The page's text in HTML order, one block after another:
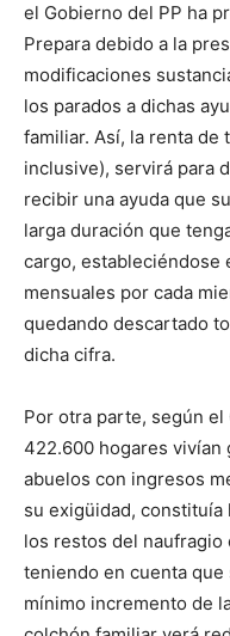
el Gobierno del PP ha
Prepara debido a la
modificaciones
los parados a dichas
familiar. Así, la renta de
inclusive), servirá para
recibir una ayuda que
larga duración que
cargo, estableciéndose
mensuales por cada
quedando descartado
dicha cifra.
Por otra parte, según el
422.600 hogares vivían
abuelos con ingresos
su exigüidad, constituía
los restos del naufragio
teniendo en cuenta
mínimo incremento de